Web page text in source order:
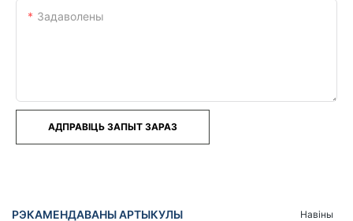
Задаволены
АДПРАВІЦЬ ЗАПЫТ ЗАРАЗ
РЭКАМЕНДАВАНЫ АРТЫКУЛЫ Навіны